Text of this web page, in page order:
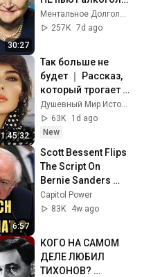
30:27
(согласно
нейронауке) |
Черниговская
Ментальное Долголетие and 2 more
257K 7d ago
1:45:32
Так больше не
будет ｜ Рассказ,
который трогает
до глубины души.
Очень сильная
история ｜
63K
1d ago
New
6:57
Scott Bessent Flips
The Script On
Bernie Sanders
With One Biden
Question
Capitol Power
83K
4w ago
КОГО НА САМОМ
ДЕЛЕ ЛЮБИЛ
ТИХОНОВ?